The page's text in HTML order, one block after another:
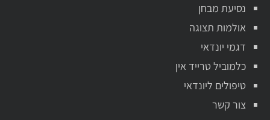
נסיעת מבחן
אולמות תצוגה
דגמי יונדאי
כלמוביל טרייד אין
טיפולים ליונדאי
צור קשר